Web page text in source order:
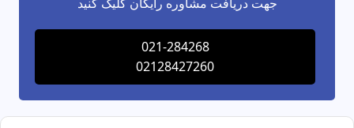
جهت دریافت مشاوره رایگان کلیک کنید
021-284268
02128427260